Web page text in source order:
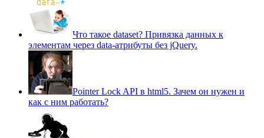
Что такое dataset? Привязка данных к
элементам через data-атрибуты без jQuery.
Pointer Lock API в html5. Зачем он нужен и
как с ним работать?